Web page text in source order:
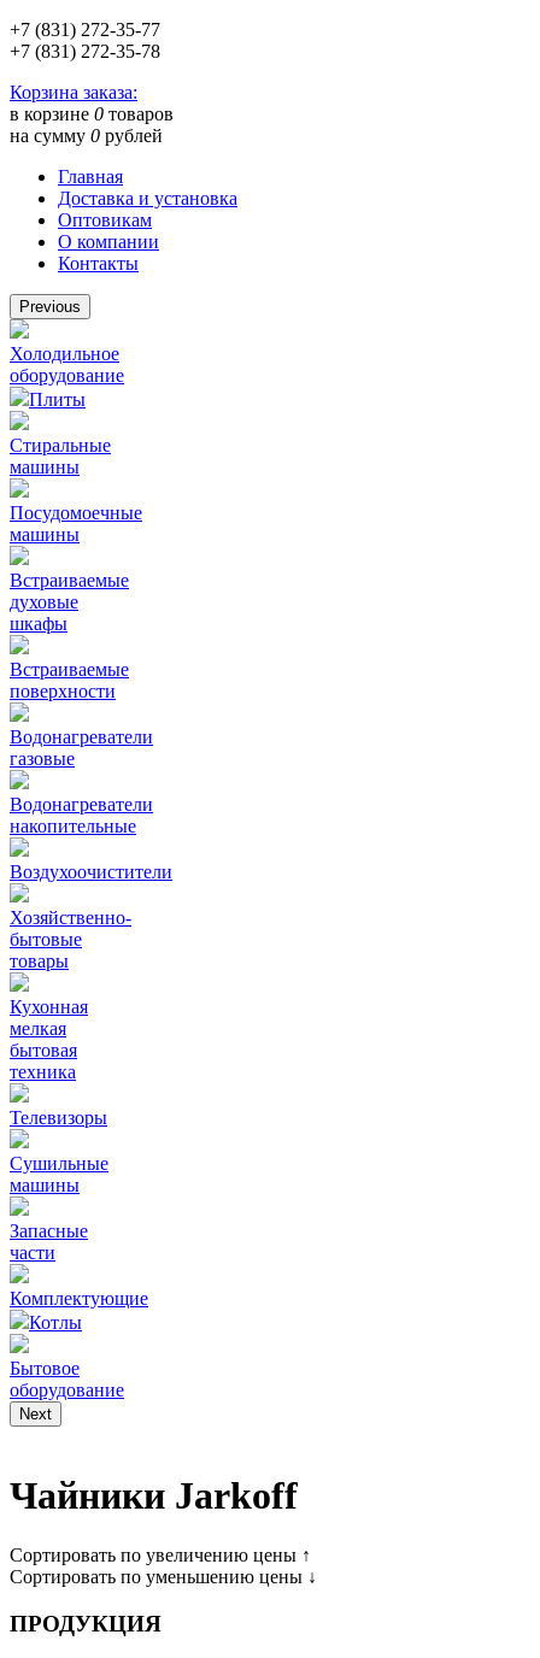
+7 (831) 272-35-77
+7 (831) 272-35-78
Корзина заказа:
в корзине 0 товаров
на сумму 0 рублей
Главная
Доставка и установка
Оптовикам
О компании
Контакты
Previous
Холодильное
оборудование
Плиты
Стиральные
машины
Посудомоечные
машины
Встраиваемые
духовые
шкафы
Встраиваемые
поверхности
Водонагреватели
газовые
Водонагреватели
накопительные
Воздухоочистители
Хозяйственно-
бытовые
товары
Кухонная
мелкая
бытовая
техника
Телевизоры
Сушильные
машины
Запасные
части
Комплектующие
Котлы
Бытовое
оборудование
Next
Чайники Jarkoff
Сортировать по увеличению цены ↑
Сортировать по уменьшению цены ↓
ПРОДУКЦИЯ